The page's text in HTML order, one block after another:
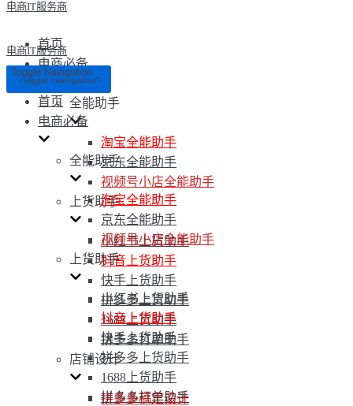
电商IT服务商
首页
电商必备
全能助手
淘宝全能助手
京东全能助手
视频号小店全能助手
上货助手
小红书上货助手
抖音上货助手
快手上货助手
拼多多上货助手
1688上货助手
拼多多打单助手
店铺设计
拼多多稿定设计
电商IT服务商
Toggle Navigation
Toggle Navigation
首页
电商必备
全能助手
淘宝全能助手
京东全能助手
视频号小店全能助手
上货助手
小红书上货助手
抖音上货助手
快手上货助手
拼多多上货助手
1688上货助手
拼多多打单助手